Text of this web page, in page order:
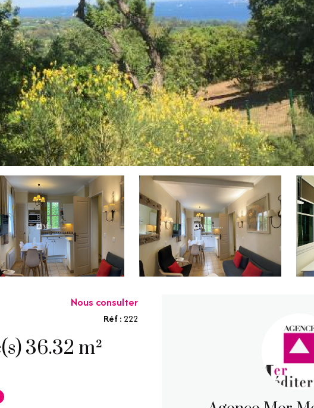
Appartement 3 pièce(s) 2 chambre(s) 36.32 m²
Nous consulter
Réf :222